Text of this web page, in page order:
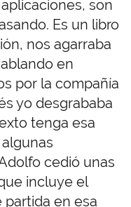
son
Es un libro
nos agarraba
en
por la compañía
yo desgrababa
tenga esa
cedió unas
incluye el
partida en esa